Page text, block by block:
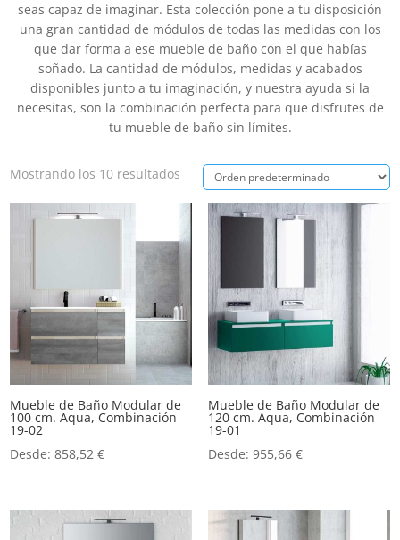
seas capaz de imaginar. Esta colección pone a tu disposición
una gran cantidad de módulos de todas las medidas con los
que dar forma a ese mueble de baño con el que habías
soñado. La cantidad de módulos, medidas y acabados
disponibles junto a tu imaginación, y nuestra ayuda si la
necesitas, son la combinación perfecta para que disfrutes de
tu mueble de baño sin límites.
Mostrando los 10 resultados
Mueble de Baño Modular de
100 cm. Aqua, Combinación
19-02
Desde:858,52€
Mueble de Baño Modular de
120 cm. Aqua, Combinación
19-01
Desde: 955,66 €